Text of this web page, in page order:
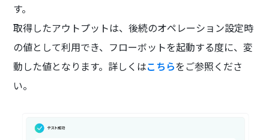
す。
取得したアウトプットは、後続のオペレーション設定時
の値として利用でき、フローボットを起動する度に、変
動した値となります。詳しくはこちらをご参照くださ
い。